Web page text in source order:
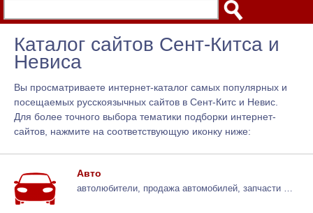
Каталог сайтов Сент-Китса и
Невиса
Вы просматриваете интернет-каталог самых популярных и
посещаемых русскоязычных сайтов в Сент-Китс и Невис.
Для более точного выбора тематики подборки интернет-
сайтов, нажмите на соответствующую иконку ниже:
Авто
автолюбители, продажа автомобилей, запчасти …